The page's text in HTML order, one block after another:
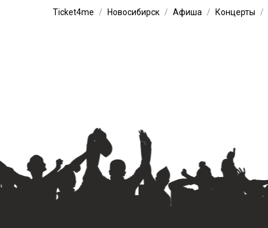
Ticket4me Новосибирск Афиша Концерты